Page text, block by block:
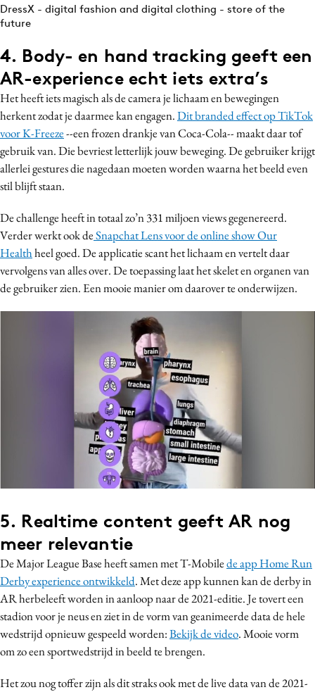
DressX - digital fashion and digital clothing - store of the
future
4. Body- en hand tracking geeft een
AR-experience echt iets extra’s
Het heeft iets magisch als de camera je lichaam en bewegingen
herkent zodat je daarmee kan engagen.Dit branded effect op TikTok
voor K-Freeze--een frozen drankje van Coca-Cola-- maakt daar tof
gebruik van. Die bevriest letterlijk jouw beweging. De gebruiker krijgt
allerlei gestures die nagedaan moeten worden waarna het beeld even
stil blijft staan.
De challenge heeft in totaal zo’n 331 miljoen views gegenereerd.
Verder werkt ook deSnapchat Lens voor de online show Our
Healthheel goed. De applicatie scant het lichaam en vertelt daar
vervolgens van alles over. De toepassing laat het skelet en organen van
de gebruiker zien. Een mooie manier om daarover te onderwijzen.
5. Realtime content geeft AR nog
meer relevantie
De Major League Base heeft samen met T-Mobilede app Home Run
Derby experience ontwikkeld. Met deze app kunnen kan de derby in
AR herbeleeft worden in aanloop naar de 2021-editie. Je tovert een
stadion voor je neus en ziet in de vorm van geanimeerde data de hele
wedstrijd opnieuw gespeeld worden:Bekijk de video. Mooie vorm
om zo een sportwedstrijd in beeld te brengen.
Het zou nog toffer zijn als dit straks ook met de live data van de 2021-